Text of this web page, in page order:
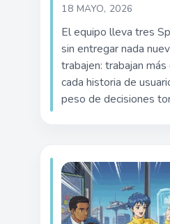
18 MAYO, 2026
El equipo lleva tres
sin entregar nada
trabajen: trabajan más
cada historia de
peso de decisiones